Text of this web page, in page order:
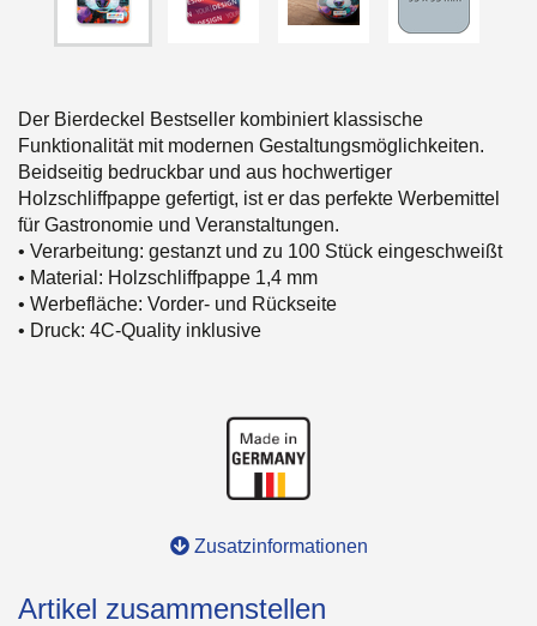
Der Bierdeckel Bestseller kombiniert klassische
Funktionalität mit modernen Gestaltungsmöglichkeiten.
Beidseitig bedruckbar und aus hochwertiger
Holzschliffpappe gefertigt, ist er das perfekte Werbemittel
für Gastronomie und Veranstaltungen.
• Verarbeitung: gestanzt und zu 100 Stück eingeschweißt
• Material: Holzschliffpappe 1,4 mm
• Werbefläche: Vorder- und Rückseite
• Druck: 4C-Quality inklusive
Zusatzinformationen
Artikel zusammenstellen